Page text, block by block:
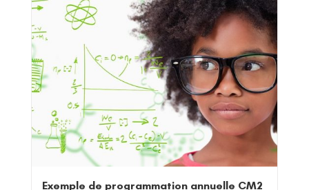
Exemple de programmation annuelle CM2